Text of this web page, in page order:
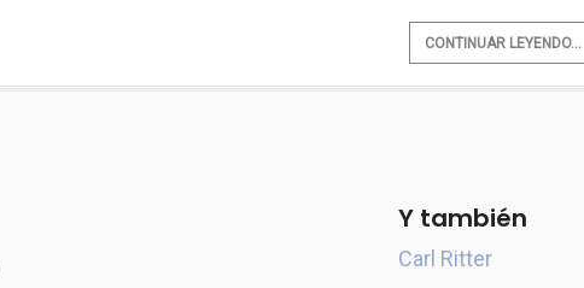
CONTINUAR LEYENDO...
Y también
Carl Ritter